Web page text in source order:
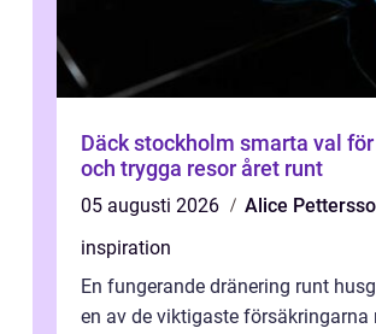
Däck stockholm smarta val för säkra
och trygga resor året runt
05 augusti 2026
Alice
inspiration
En fungerande dränering runt
en av de viktigaste försäkringarna